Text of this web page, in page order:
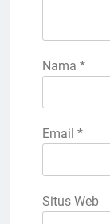
Nama *
Email *
Situs Web